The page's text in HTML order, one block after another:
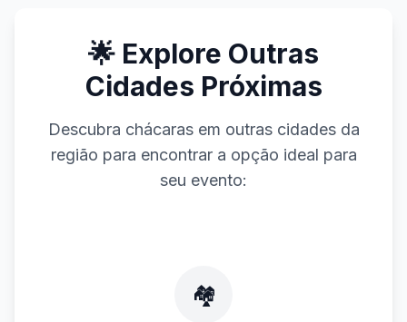
🌟 Explore Outras
Cidades Próximas
Descubra chácaras em outras cidades da
região para encontrar a opção ideal para
seu evento:
🏘️